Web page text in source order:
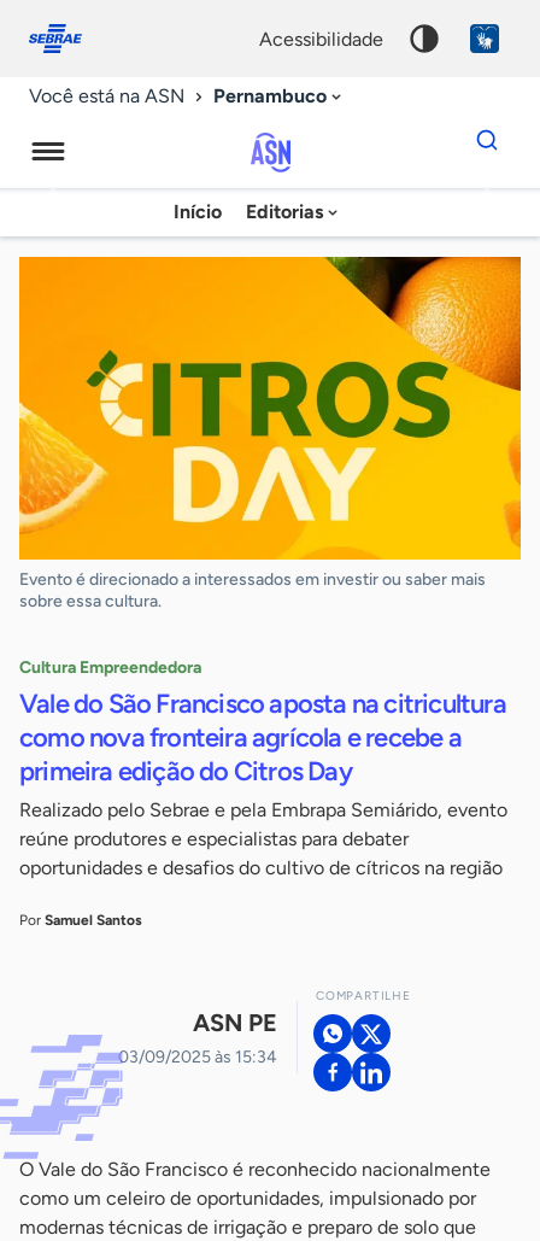
conosco
acessibilidade
Você está na ASN Pernambuco
Agência
Sebrae
Notícias
Início Editorias
Dados
para
chave
Evento é direcionado a interessados em investir ou saber mais
sobre essa cultura.
Cultura Empreendedora
Vale do São Francisco aposta na citricultura
como nova fronteira agrícola e recebe a
primeira edição do Citros Day
Realizado pelo Sebrae e pela Embrapa Semiárido, evento
reúne produtores e especialistas para debater
oportunidades e desafios do cultivo de cítricos na região
Por Samuel Santos
ASN PE
03/09/2025 às 15:34
COMPARTILHE
O Vale do São Francisco é reconhecido nacionalmente
como um celeiro de oportunidades, impulsionado por
modernas técnicas de irrigação e preparo de solo que